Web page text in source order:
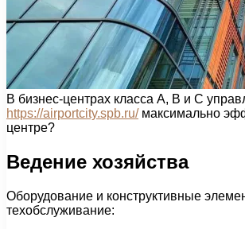
В бизнес-центрах класса А, B и C
https://airportcity.spb.ru/максимально
центре?
Ведение хозяйства
Оборудование и конструктивные
техобслуживание: